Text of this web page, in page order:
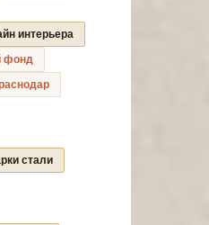
интерьера
фонд
стали